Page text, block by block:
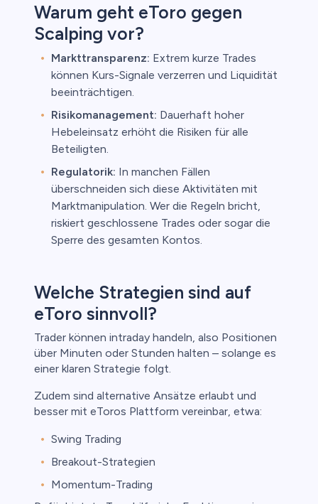
Warum geht eToro gegen
Scalping vor?
Markttransparenz: Extrem kurze Trades
können Kurs-Signale verzerren und Liquidität
beeinträchtigen.
Risikomanagement: Dauerhaft hoher
Hebeleinsatz erhöht die Risiken für alle
Beteiligten.
Regulatorik: In manchen Fällen
überschneiden sich diese Aktivitäten mit
Marktmanipulation. Wer die Regeln bricht,
riskiert geschlossene Trades oder sogar die
Sperre des gesamten Kontos.
Welche Strategien sind auf
eToro sinnvoll?
Trader können intraday handeln, also Positionen
über Minuten oder Stunden halten – solange es
einer klaren Strategie folgt.
Zudem sind alternative Ansätze erlaubt und
besser mit eToros Plattform vereinbar, etwa:
Swing Trading
Breakout-Strategien
Momentum-Trading